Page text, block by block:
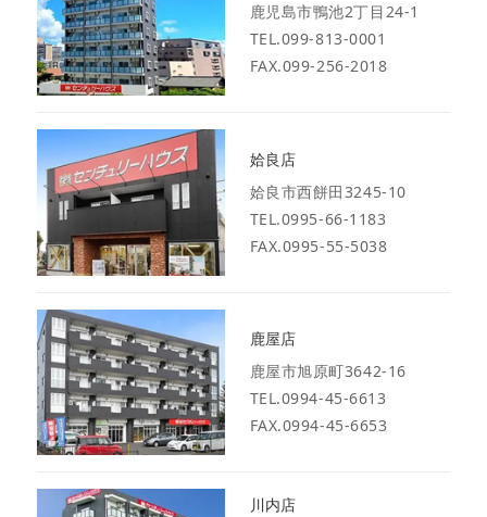
鹿児島市鴨池2丁目24-1
TEL.099-813-0001
FAX.099-256-2018
姶良店
姶良市西餅田3245-10
TEL.0995-66-1183
FAX.0995-55-5038
鹿屋店
鹿屋市旭原町3642-16
TEL.0994-45-6613
FAX.0994-45-6653
川内店